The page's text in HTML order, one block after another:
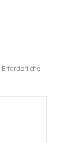
Erforderliche